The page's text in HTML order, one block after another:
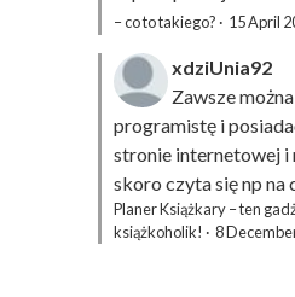
– co to takiego? · 15 April
xdziUnia92
Zawsze
programistę i
stronie internetowej i
skoro czyta się np na
Planer Książkary – ten
książkoholik! · 8